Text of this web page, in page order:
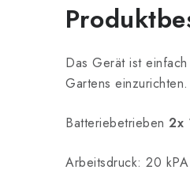
Das Gerät ist
Gartens einzurichten.
Batteriebetrieben 2x
Arbeitsdruck: 20